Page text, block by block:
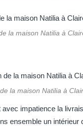
la maison Natilia à
la maison Natilia à
impatience la
ensemble un intérieur